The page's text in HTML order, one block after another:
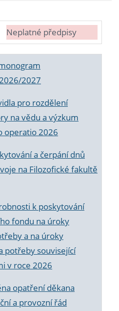
Neplatné předpisy
2027
pro rozdělení
na vědu a výzkum
operatio 2026
a čerpání dnů
na Filozofické fakultě
k poskytování
fondu na úroky
a na úroky
potřeby související
v roce 2026
opatření děkana
a provozní řád